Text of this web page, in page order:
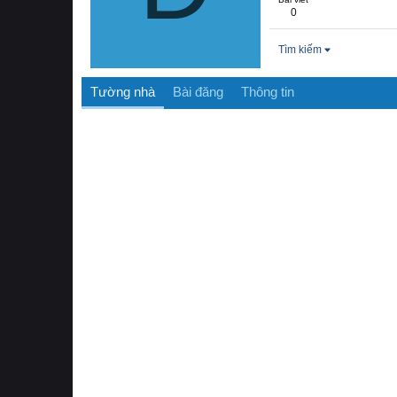
0
Tìm kiếm
Tường nhà Bài đăng Thông tin